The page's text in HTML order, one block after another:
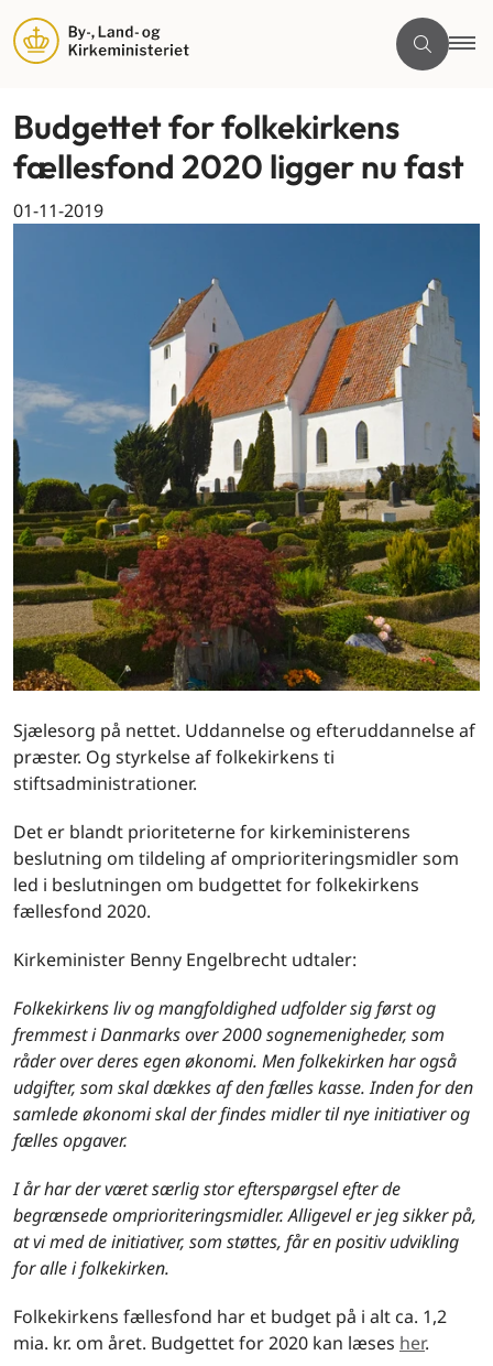
Budgettet for folkekirkens
fællesfond 2020 ligger nu fast
01-11-2019
Sjælesorg på nettet. Uddannelse og efteruddannelse af
præster. Og styrkelse af folkekirkens ti
stiftsadministrationer.
Det er blandt prioriteterne for kirkeministerens
beslutning om tildeling af omprioriteringsmidler som
led i beslutningen om budgettet for folkekirkens
fællesfond 2020.
Kirkeminister Benny Engelbrecht udtaler:
Folkekirkens liv og mangfoldighed udfolder sig først og
fremmest i Danmarks over 2000 sognemenigheder, som
råder over deres egen økonomi. Men folkekirken har også
udgifter, som skal dækkes af den fælles kasse. Inden for den
samlede økonomi skal der findes midler til nye initiativer og
fælles opgaver.
I år har der været særlig stor efterspørgsel efter de
begrænsede omprioriteringsmidler. Alligevel er jeg sikker på,
at vi med de initiativer, som støttes, får en positiv udvikling
for alle i folkekirken.
Folkekirkens fællesfond har et budget på i alt ca. 1,2
mia. kr. om året. Budgettet for 2020 kan læses her.